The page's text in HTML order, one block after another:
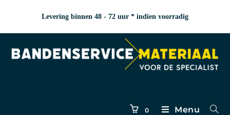
Levering binnen 48 - 72 uur * indien voorradig
0 Menu